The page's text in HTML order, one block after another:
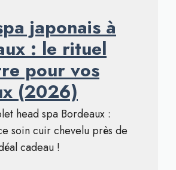
japonais à
: le rituel
pour vos
(2026)
head spa Bordeaux :
soin cuir chevelu près de
cadeau !